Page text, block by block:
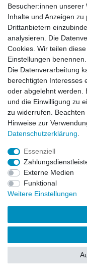
Zahlung und Versand
Impressum
Vertrag
©
Besucher:innen unserer
Inhalte und Anzeigen
Drittanbietern
analysieren. Die
Cookies. Wir teilen
Einstellungen benennen.
Die Datenverarbeitung
berechtigten Interesses
oder abgelehnt werden.
und die Einwilligung zu
zu widerrufen. Beachten
Hinweise zur
Daten­schutz­erklärung
Essenziell
Externe Medien
Funktional
Weitere Einstellungen